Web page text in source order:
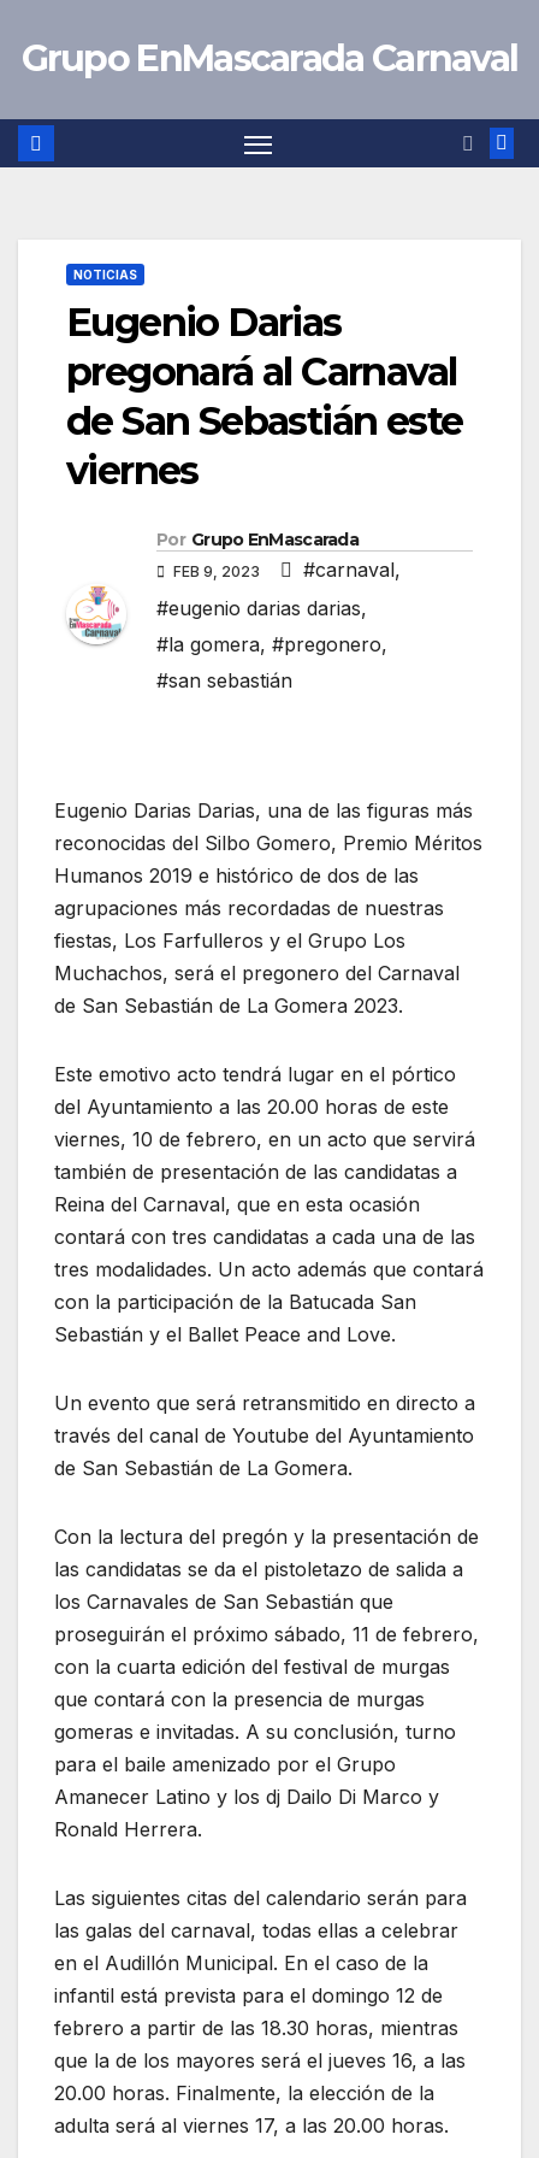
Grupo EnMascarada Carnaval
NOTICIAS
Eugenio Darias
pregonará al Carnaval
de San Sebastián este
viernes
Por Grupo EnMascarada
FEB 9, 2023 #carnaval,
#eugenio darias darias,
#la gomera, #pregonero,
#san sebastián
Eugenio Darias Darias, una de las figuras más
reconocidas del Silbo Gomero, Premio Méritos
Humanos 2019 e histórico de dos de las
agrupaciones más recordadas de nuestras
fiestas, Los Farfulleros y el Grupo Los
Muchachos, será el pregonero del Carnaval
de San Sebastián de La Gomera 2023.
Este emotivo acto tendrá lugar en el pórtico
del Ayuntamiento a las 20.00 horas de este
viernes, 10 de febrero, en un acto que servirá
también de presentación de las candidatas a
Reina del Carnaval, que en esta ocasión
contará con tres candidatas a cada una de las
tres modalidades. Un acto además que contará
con la participación de la Batucada San
Sebastián y el Ballet Peace and Love.
Un evento que será retransmitido en directo a
través del canal de Youtube del Ayuntamiento
de San Sebastián de La Gomera.
Con la lectura del pregón y la presentación de
las candidatas se da el pistoletazo de salida a
los Carnavales de San Sebastián que
proseguirán el próximo sábado, 11 de febrero,
con la cuarta edición del festival de murgas
que contará con la presencia de murgas
gomeras e invitadas. A su conclusión, turno
para el baile amenizado por el Grupo
Amanecer Latino y los dj Dailo Di Marco y
Ronald Herrera.
Las siguientes citas del calendario serán para
las galas del carnaval, todas ellas a celebrar
en el Audillón Municipal. En el caso de la
infantil está prevista para el domingo 12 de
febrero a partir de las 18.30 horas, mientras
que la de los mayores será el jueves 16, a las
20.00 horas. Finalmente, la elección de la
adulta será al viernes 17, a las 20.00 horas.